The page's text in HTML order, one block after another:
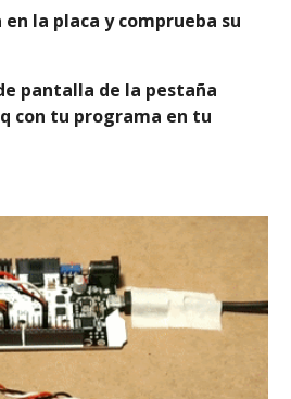
la placa y comprueba su
pantalla de la pestaña
con tu programa en tu